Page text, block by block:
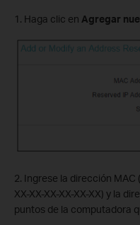
1. Haga clic en Agregar
2. Ingrese la dirección
XX-XX-XX-XX-XX-XX) y la
puntos de la computadora